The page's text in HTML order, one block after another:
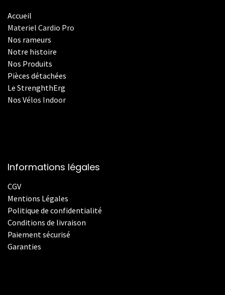
Accueil
Materiel Cardio Pro
Nos rameurs
Notre histoire
Nos Produits
Pièces détachées
Le StrenghthErg
Nos Vélos Indoor
Informations légales
CGV
Mentions Légales
Politique de confidentialité
Conditions de livraison
Paiement sécurisé
Garanties